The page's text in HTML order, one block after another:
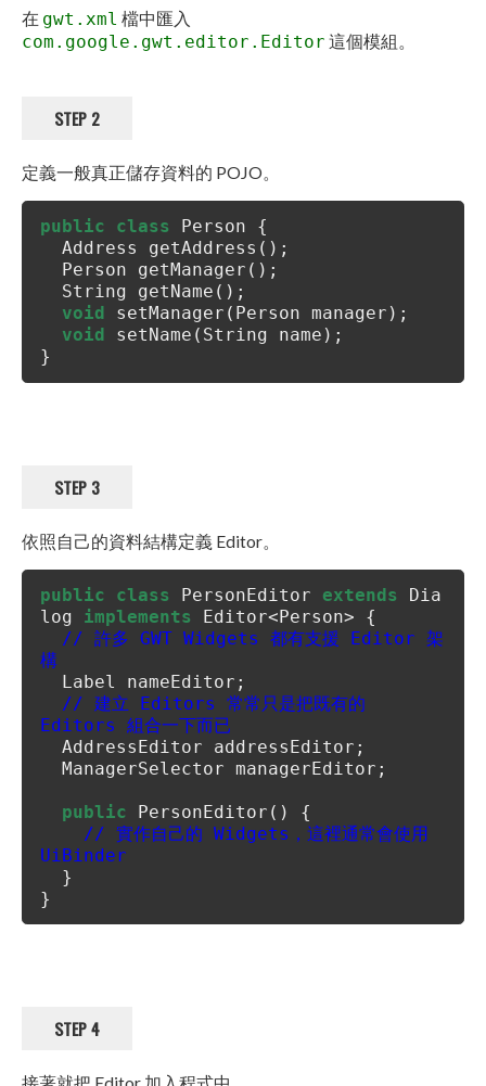
在 gwt.xml 檔中匯入
com.google.gwt.editor.Editor 這個模組。
STEP 2
定義一般真正儲存資料的 POJO。
public class Person {
Address getAddress();
Person getManager();
String getName();
void setManager(Person manager);
void setName(String name);
}
STEP 3
依照自己的資料結構定義 Editor。
public class PersonEditor extends Dia
log implements Editor<Person> {
// 許多 GWT Widgets 都有支援 Editor 架
構
Label nameEditor;
// 建立 Editors 常常只是把既有的
Editors 組合一下而已
AddressEditor addressEditor;
ManagerSelector managerEditor;
public PersonEditor() {
// 實作自己的 Widgets，這裡通常會使用
UiBinder
}
}
STEP 4